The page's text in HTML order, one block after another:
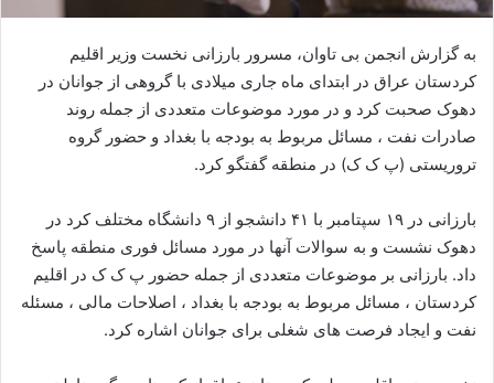
به گزارش انجمن بی تاوان، مسرور بارزانی نخست وزیر اقلیم
کردستان عراق در ابتدای ماه جاری میلادی با گروهی از جوانان در
دهوک صحبت کرد و در مورد موضوعات متعددی از جمله روند
صادرات نفت ، مسائل مربوط به بودجه با بغداد و حضور گروه
تروریستی (پ ک ک) در منطقه گفتگو کرد.
بارزانی در ۱۹ سپتامبر با ۴۱ دانشجو از ۹ دانشگاه مختلف کرد در
دهوک نشست و به سوالات آنها در مورد مسائل فوری منطقه پاسخ
داد. بارزانی بر موضوعات متعددی از جمله حضور پ ک ک در اقلیم
کردستان ، مسائل مربوط به بودجه با بغداد ، اصلاحات مالی ، مسئله
نفت و ایجاد فرصت های شغلی برای جوانان اشاره کرد.